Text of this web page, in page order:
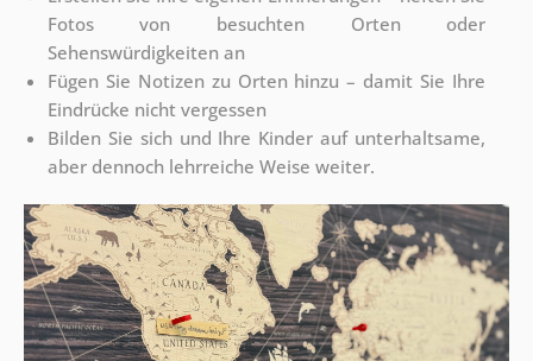
Fotos von besuchten Orten oder
Sehenswürdigkeiten an
Fügen Sie Notizen zu Orten hinzu – damit Sie Ihre
Eindrücke nicht vergessen
Bilden Sie sich und Ihre Kinder auf unterhaltsame,
aber dennoch lehrreiche Weise weiter.